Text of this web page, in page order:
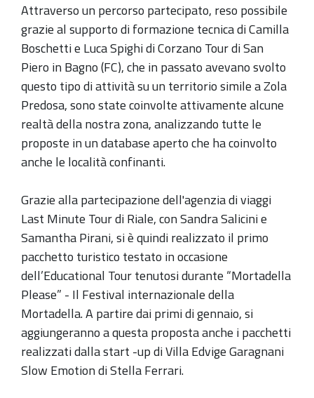
Attraverso un percorso partecipato, reso possibile
grazie al supporto di formazione tecnica di Camilla
Boschetti e Luca Spighi di Corzano Tour di San
Piero in Bagno (FC), che in passato avevano svolto
questo tipo di attività su un territorio simile a Zola
Predosa, sono state coinvolte attivamente alcune
realtà della nostra zona, analizzando tutte le
proposte in un database aperto che ha coinvolto
anche le località confinanti.
Grazie alla partecipazione dell'agenzia di viaggi
Last Minute Tour di Riale, con Sandra Salicini e
Samantha Pirani, si è quindi realizzato il primo
pacchetto turistico testato in occasione
dell’Educational Tour tenutosi durante “Mortadella
Please” - Il Festival internazionale della
Mortadella. A partire dai primi di gennaio, si
aggiungeranno a questa proposta anche i pacchetti
realizzati dalla start -up di Villa Edvige Garagnani
Slow Emotion di Stella Ferrari.